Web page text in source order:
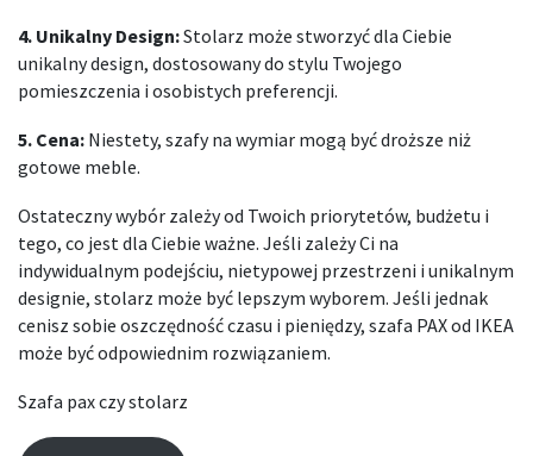
4. Unikalny Design:Stolarz może stworzyć dla Ciebie
unikalny design, dostosowany do stylu Twojego
pomieszczenia i osobistych preferencji.
5. Cena: Niestety, szafy na wymiar mogą być droższe niż
gotowe meble.
Ostateczny wybór zależy od Twoich priorytetów, budżetu i
tego, co jest dla Ciebie ważne. Jeśli zależy Ci na
indywidualnym podejściu, nietypowej przestrzeni i unikalnym
designie, stolarz może być lepszym wyborem. Jeśli jednak
cenisz sobie oszczędność czasu i pieniędzy, szafa PAX od IKEA
może być odpowiednim rozwiązaniem.
Szafa pax czy stolarz